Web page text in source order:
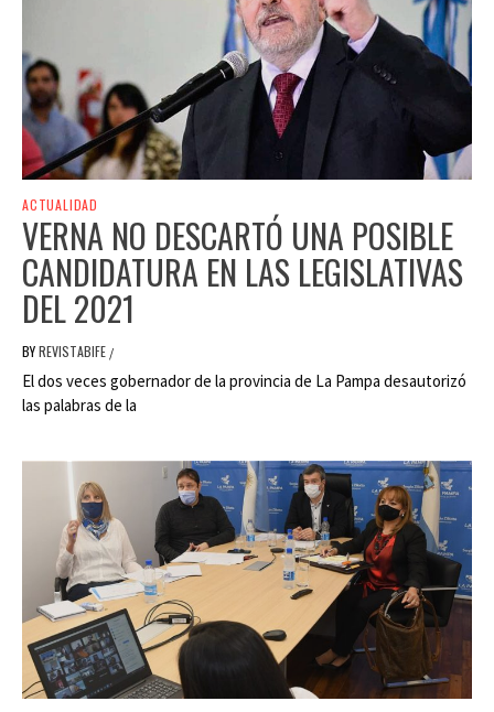
ACTUALIDAD
VERNA NO DESCARTÓ UNA POSIBLE
CANDIDATURA EN LAS LEGISLATIVAS
DEL 2021
BYREVISTABIFE /
El dos veces gobernador de la provincia de La Pampa desautorizó
las palabras de la